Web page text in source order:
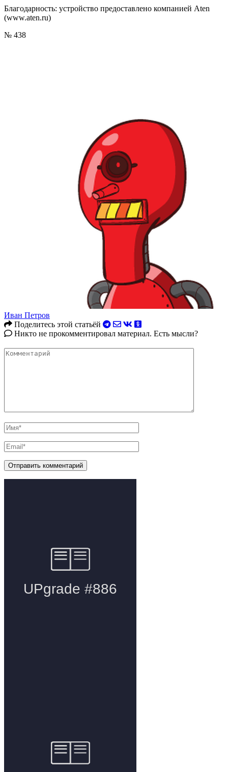
Благодарность: устройство предоставлено компанией Aten
(www.aten.ru)
№ 438
Иван Петров
Поделитесь этой статьёй
Никто не прокомментировал материал. Есть мысли?